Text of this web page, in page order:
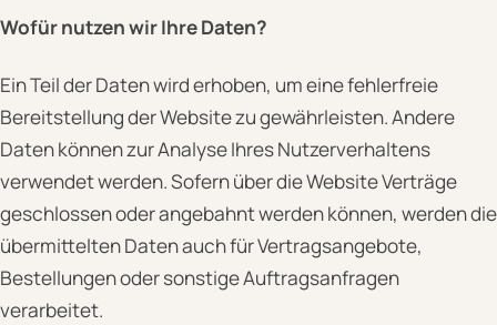
Wofür nutzen wir Ihre Daten?
Ein Teil der Daten wird erhoben, um eine fehlerfreie
Bereitstellung der Website zu gewährleisten. Andere
Daten können zur Analyse Ihres Nutzerverhaltens
verwendet werden. Sofern über die Website Verträge
geschlossen oder angebahnt werden können, werden die
übermittelten Daten auch für Vertragsangebote,
Bestellungen oder sonstige Auftragsanfragen
verarbeitet.